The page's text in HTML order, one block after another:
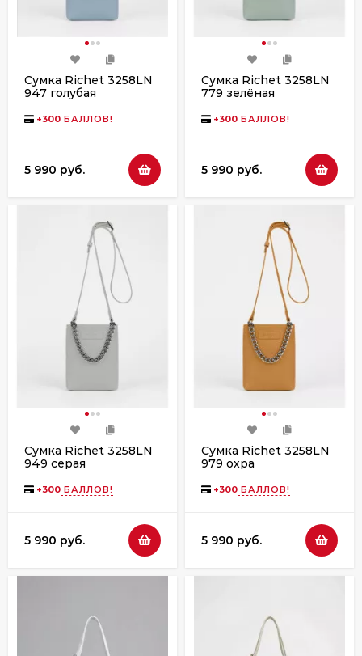
Сумка Richet 3258LN
947 голубая
+300 БАЛЛОВ!
5 990 руб.
Сумка Richet 3258LN
779 зелёная
+300 БАЛЛОВ!
5 990 руб.
Сумка Richet 3258LN
949 серая
+300 БАЛЛОВ!
5 990 руб.
Сумка Richet 3258LN
979 охра
+300 БАЛЛОВ!
5 990 руб.